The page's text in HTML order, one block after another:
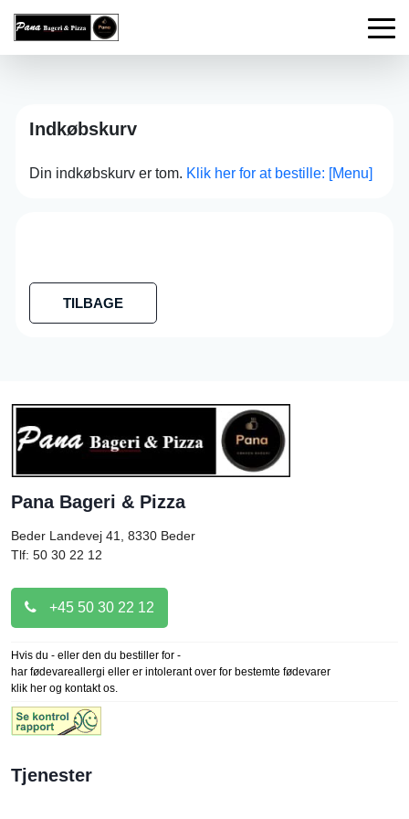
Indkøbskurv
Din indkøbskurv er tom. Klik her for at bestille: [Menu]
TILBAGE
Pana Bageri & Pizza
Beder Landevej 41, 8330 Beder
Tlf: 50 30 22 12
+45 50 30 22 12
Hvis du - eller den du bestiller for -
har fødevareallergi eller er intolerant over for bestemte fødevarer
klik her og kontakt os.
Tjenester